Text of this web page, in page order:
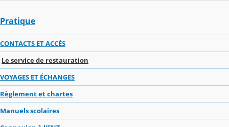
Pratique
CONTACTS ET ACCÈS
Le service de restauration
VOYAGES ET ÉCHANGES
Règlement et chartes
Manuels scolaires